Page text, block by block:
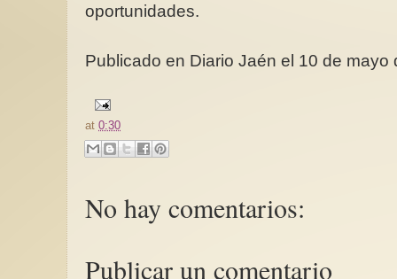
oportunidades.
Publicado en Diario Jaén el 10 de mayo
at 0:30
No hay comentarios:
Publicar un comentario